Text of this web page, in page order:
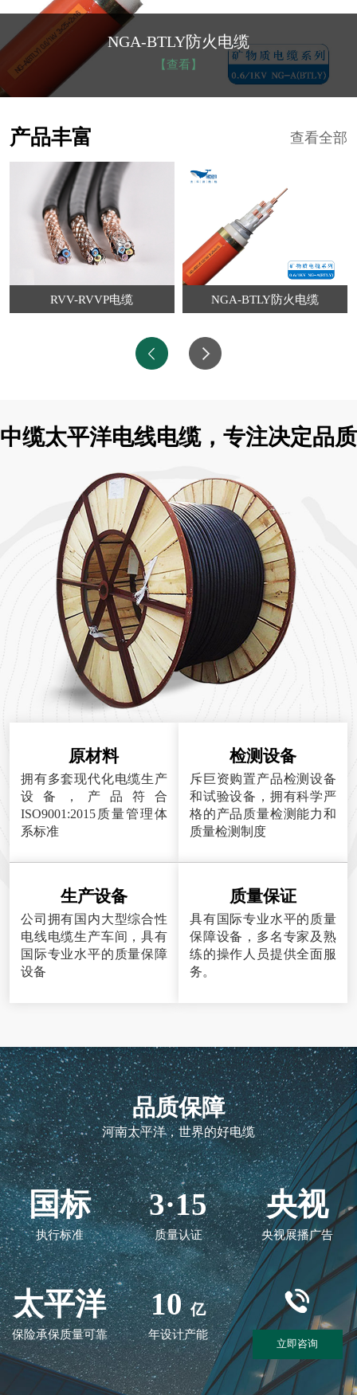
NGA-BTLY防火电缆
【查看】
查看全部
产品丰富
RVV-RVVP电缆 NGA-BTLY防火电缆
中缆太平洋电线电缆，专注决定品质
原材料
拥有多套现代化电缆生产
设备，产品符合
ISO9001:2015质量管理体
系标准
检测设备
斥巨资购置产品检测设备
和试验设备，拥有科学严
格的产品质量检测能力和
质量检测制度
生产设备
公司拥有国内大型综合性
电线电缆生产车间，具有
国际专业水平的质量保障
设备
质量保证
具有国际专业水平的质量
保障设备，多名专家及熟
练的操作人员提供全面服
务。
品质保障
河南太平洋，世界的好电缆
国标
执行标准
3·15
质量认证
央视
央视展播广告
太平洋
保险承保质量可靠
10 亿
年设计产能
立即咨询